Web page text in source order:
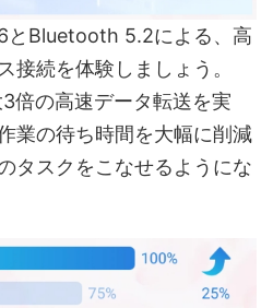
とBluetooth 5.2による、高
接続を体験しましょう。
倍の高速データ転送を実
業の待ち時間を大幅に削減
タスクをこなせるようにな